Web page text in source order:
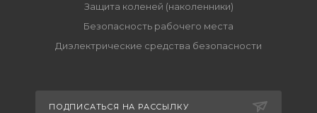
Защита коленей (наколенники)
Безопасность рабочего места
Диэлектрические средства безопасности
ПОДПИСАТЬСЯ НА РАССЫЛКУ